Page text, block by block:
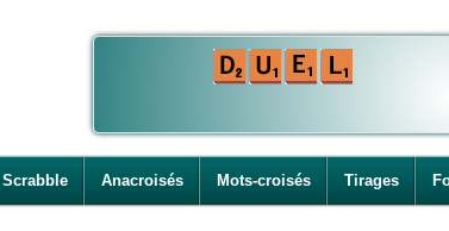
Scrabble Anacroisés Mots-croisés Tirages